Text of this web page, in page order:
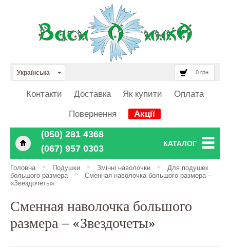
0 грн.
Українська
Контакти Доставка Як купити Оплата
Повернення Акції
‎‎‎‎‎(050) 281 4368
‎‎‎‎‎(067) 957 0303
КАТАЛОГ
Головна > Подушки > Змінні наволочки >
Для подушек
большого размера
>
Сменная наволочка большого размера –
«Звездочеты»
Сменная наволочка большого
размера – «Звездочеты»